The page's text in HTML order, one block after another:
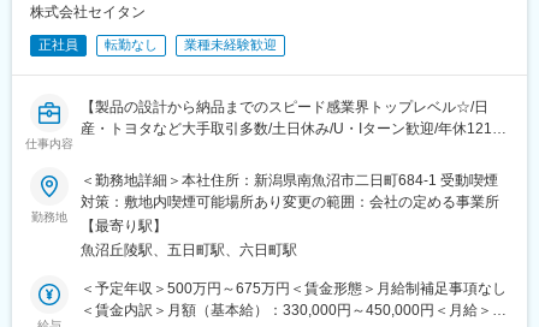
店舗・景観照明）、中央監視・セキュリティ・ITV設備等
＼働き方やキャリアップのための制度充実！／
・産後パパ育休（出生後8週間以内に最大28日・分割可）、育児
休業（最長1歳6カ月まで・最大2回分割可）
・フレックス勤務／時短勤務制度あり、育児・介護と両立可能
・育英補助給付金（月1万円／18歳まで※条件あり）、結婚・出産
・PCログと申請時間の照合で残業を可視化、代休取得・勤務間イ
ンターバル徹底
・休日勤務は事前に勤務カレンダー設定、健康面談や対策ミーテ
ィングも実施
でスキルアップ支援
株式会社セイタン
正社員 転勤なし 業種未経験歓迎
仕事内容
【製品の設計から納品までのスピード感業界トップレベル☆/日
産・トヨタなど大手取引多数/土日休み/U・Iターン歓迎/年休121
■業務概要
日産自動車をはじめとする自動車メーカーや自動車部品メーカー
への部品製造等を行う弊社にて、設備保全の業務をお任せいたし
ます。
■業務詳細
勤務地
＜勤務地詳細＞本社住所：新潟県南魚沼市二日町684-1 受動喫煙
対策：敷地内喫煙可能場所あり変更の範囲：会社の定める事業所
【最寄り駅】
魚沼丘陵駅、五日町駅、六日町駅
＜予定年収＞500万円～675万円＜賃金形態＞月給制補足事項なし
＜賃金内訳＞月額（基本給）：330,000円～450,000円＜月給＞